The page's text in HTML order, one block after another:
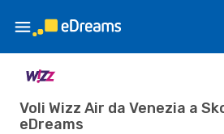
Voli Wizz Air da Venezia a
eDreams